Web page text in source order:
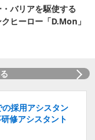
バリアを駆使する
ヒーロー「D.Mon」
採用アシスタン
修アシスタント